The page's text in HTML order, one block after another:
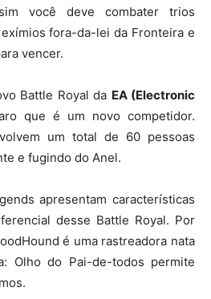
você deve combater trios
fora-da-lei da Fronteira e
vencer.
Battle Royal da EA (Electronic
que é um novo competidor.
um total de 60 pessoas
e fugindo do Anel.
apresentam características
desse Battle Royal. Por
é uma rastreadora nata
Olho do Pai-de-todos permite